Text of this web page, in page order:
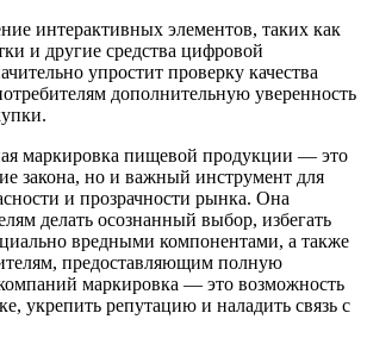
интерактивных элементов, таких как
и другие средства цифровой
упростит проверку качества
дополнительную уверенность
маркировка пищевой продукции — это
закона, но и важный инструмент для
и прозрачности рынка. Она
делать осознанный выбор, избегать
вредными компонентами, а также
предоставляющим полную
маркировка — это возможность
укрепить репутацию и наладить связь с